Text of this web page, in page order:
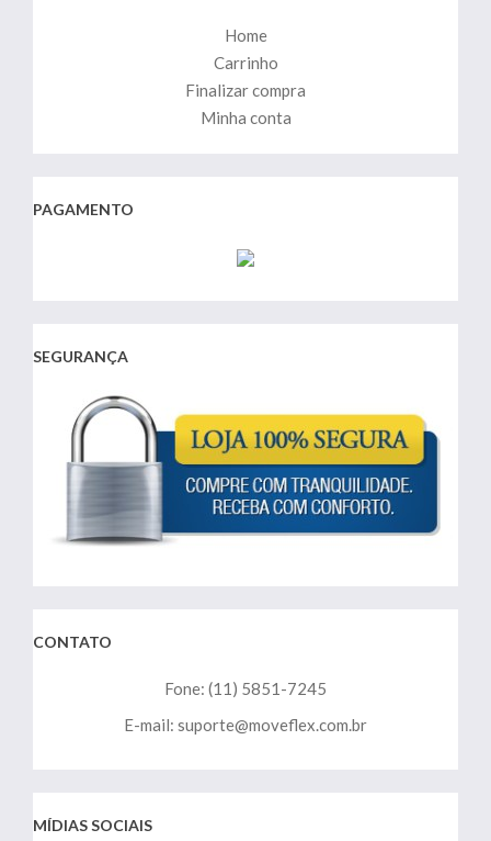
Home
Carrinho
Finalizar compra
Minha conta
PAGAMENTO
SEGURANÇA
CONTATO
Fone: (11) 5851-7245
E-mail: suporte@moveflex.com.br
MÍDIAS SOCIAIS